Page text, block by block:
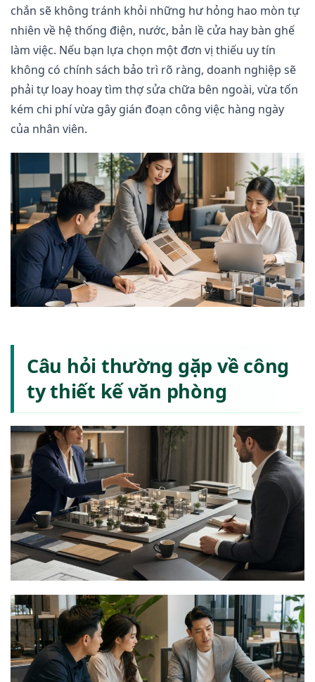
chắn sẽ không tránh khỏi những hư hỏng hao mòn tự
nhiên về hệ thống điện, nước, bản lề cửa hay bàn ghế
làm việc. Nếu bạn lựa chọn một đơn vị thiếu uy tín
không có chính sách bảo trì rõ ràng, doanh nghiệp sẽ
phải tự loay hoay tìm thợ sửa chữa bên ngoài, vừa tốn
kém chi phí vừa gây gián đoạn công việc hàng ngày
của nhân viên.
Câu hỏi thường gặp về công
ty thiết kế văn phòng